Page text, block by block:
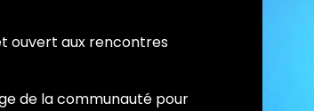
ouvert aux rencontres
de la communauté pour